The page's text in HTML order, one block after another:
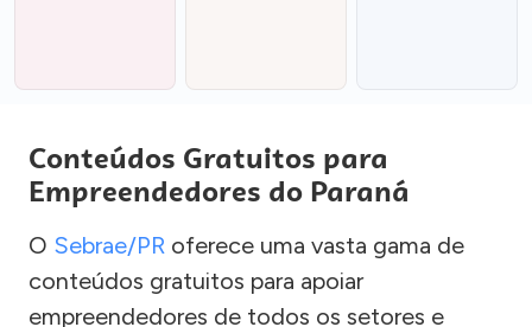
Conteúdos Gratuitos para
Empreendedores do Paraná
O Sebrae/PR oferece uma vasta gama de
conteúdos gratuitos para apoiar
empreendedores de todos os setores e